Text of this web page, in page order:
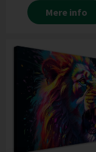
Mere info